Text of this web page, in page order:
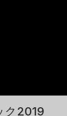
ク2019